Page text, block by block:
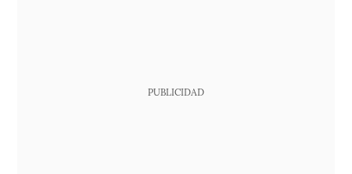
PUBLICIDAD